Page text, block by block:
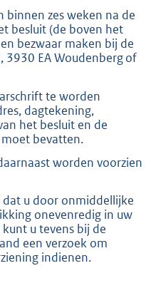
binnen zes weken na de
besluit (de boven het
bezwaar maken bij de
3930 EA Woudenberg of
te worden
dagtekening,
het besluit en de
bevatten.
worden voorzien
u door onmiddellijke
onevenredig in uw
u tevens bij de
een verzoek om
indienen.